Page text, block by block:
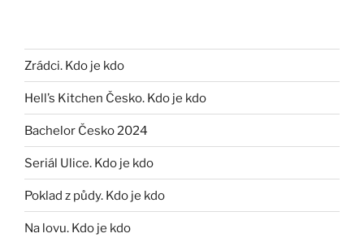
Zrádci. Kdo je kdo
Hell’s Kitchen Česko. Kdo je kdo
Bachelor Česko 2024
Seriál Ulice. Kdo je kdo
Poklad z půdy. Kdo je kdo
Na lovu. Kdo je kdo